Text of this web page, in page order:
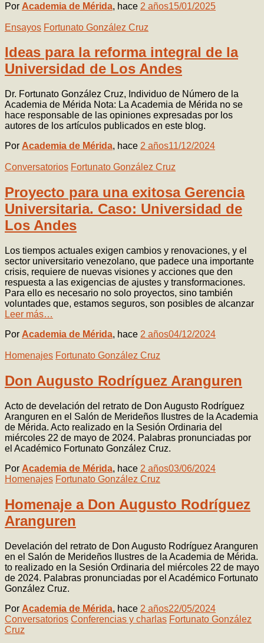
Por Academia de Mérida, hace 2 años15/01/2025
Ensayos Fortunato González Cruz
Ideas para la reforma integral de la
Universidad de Los Andes
Dr. Fortunato González Cruz, Individuo de Número de la
Academia de Mérida Nota: La Academia de Mérida no se
hace responsable de las opiniones expresadas por los
autores de los artículos publicados en este blog.
Por Academia de Mérida, hace 2 años11/12/2024
Conversatorios Fortunato González Cruz
Proyecto para una exitosa Gerencia
Universitaria. Caso: Universidad de
Los Andes
Los tiempos actuales exigen cambios y renovaciones, y el
sector universitario venezolano, que padece una importante
crisis, requiere de nuevas visiones y acciones que den
respuesta a las exigencias de ajustes y transformaciones.
Para ello es necesario no solo proyectos, sino también
voluntades que, estamos seguros, son posibles de alcanzar
Leer más…
Por Academia de Mérida, hace 2 años04/12/2024
Homenajes Fortunato González Cruz
Don Augusto Rodríguez Aranguren
Acto de develación del retrato de Don Augusto Rodríguez
Aranguren en el Salón de Merideños Ilustres de la Academia
de Mérida. Acto realizado en la Sesión Ordinaria del
miércoles 22 de mayo de 2024. Palabras pronunciadas por
el Académico Fortunato González Cruz.
Por Academia de Mérida, hace 2 años03/06/2024
Homenajes Fortunato González Cruz
Homenaje a Don Augusto Rodríguez
Aranguren
Develación del retrato de Don Augusto Rodríguez Aranguren
en el Salón de Merideños Ilustres de la Academia de Mérida.
to realizado en la Sesión Ordinaria del miércoles 22 de mayo
de 2024. Palabras pronunciadas por el Académico Fortunato
González Cruz.
Por Academia de Mérida, hace 2 años22/05/2024
Conversatorios Conferencias y charlas Fortunato González
Cruz